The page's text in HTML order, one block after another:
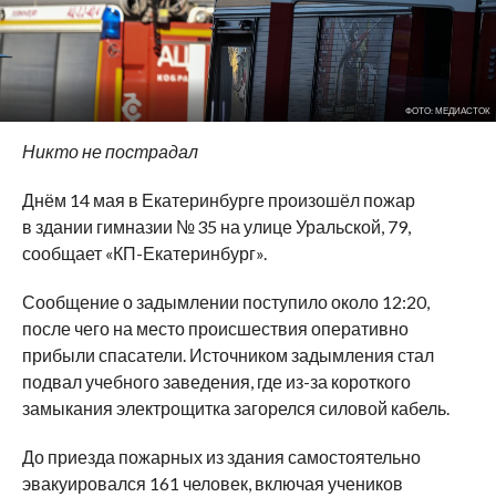
ФОТО: МЕДИАСТОК
Никто не пострадал
Днём 14 мая в Екатеринбурге произошёл пожар
в здании гимназии № 35 на улице Уральской, 79,
сообщает «КП-Екатеринбург».
Сообщение о задымлении поступило около 12:20,
после чего на место происшествия оперативно
прибыли спасатели. Источником задымления стал
подвал учебного заведения, где из-за короткого
замыкания электрощитка загорелся силовой кабель.
До приезда пожарных из здания самостоятельно
эвакуировался 161 человек, включая учеников